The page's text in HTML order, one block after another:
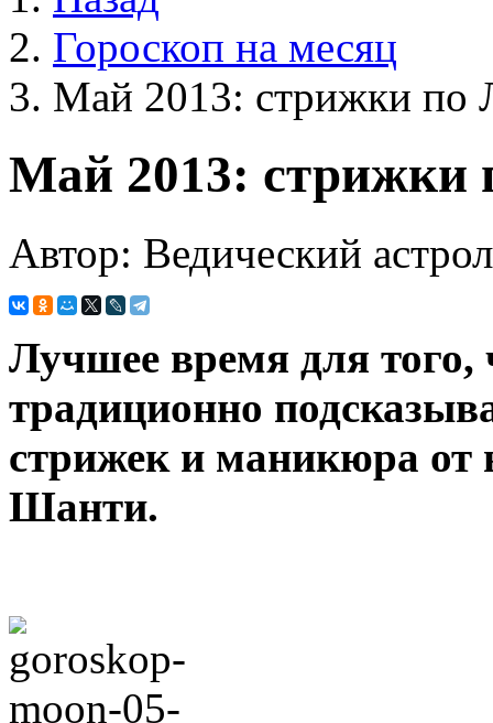
Гороскоп на месяц
Май 2013: стрижки по
Май 2013: стрижки
Автор: Ведический
Лучшее время для того,
традиционно
стрижек и маникюра от
Шанти.